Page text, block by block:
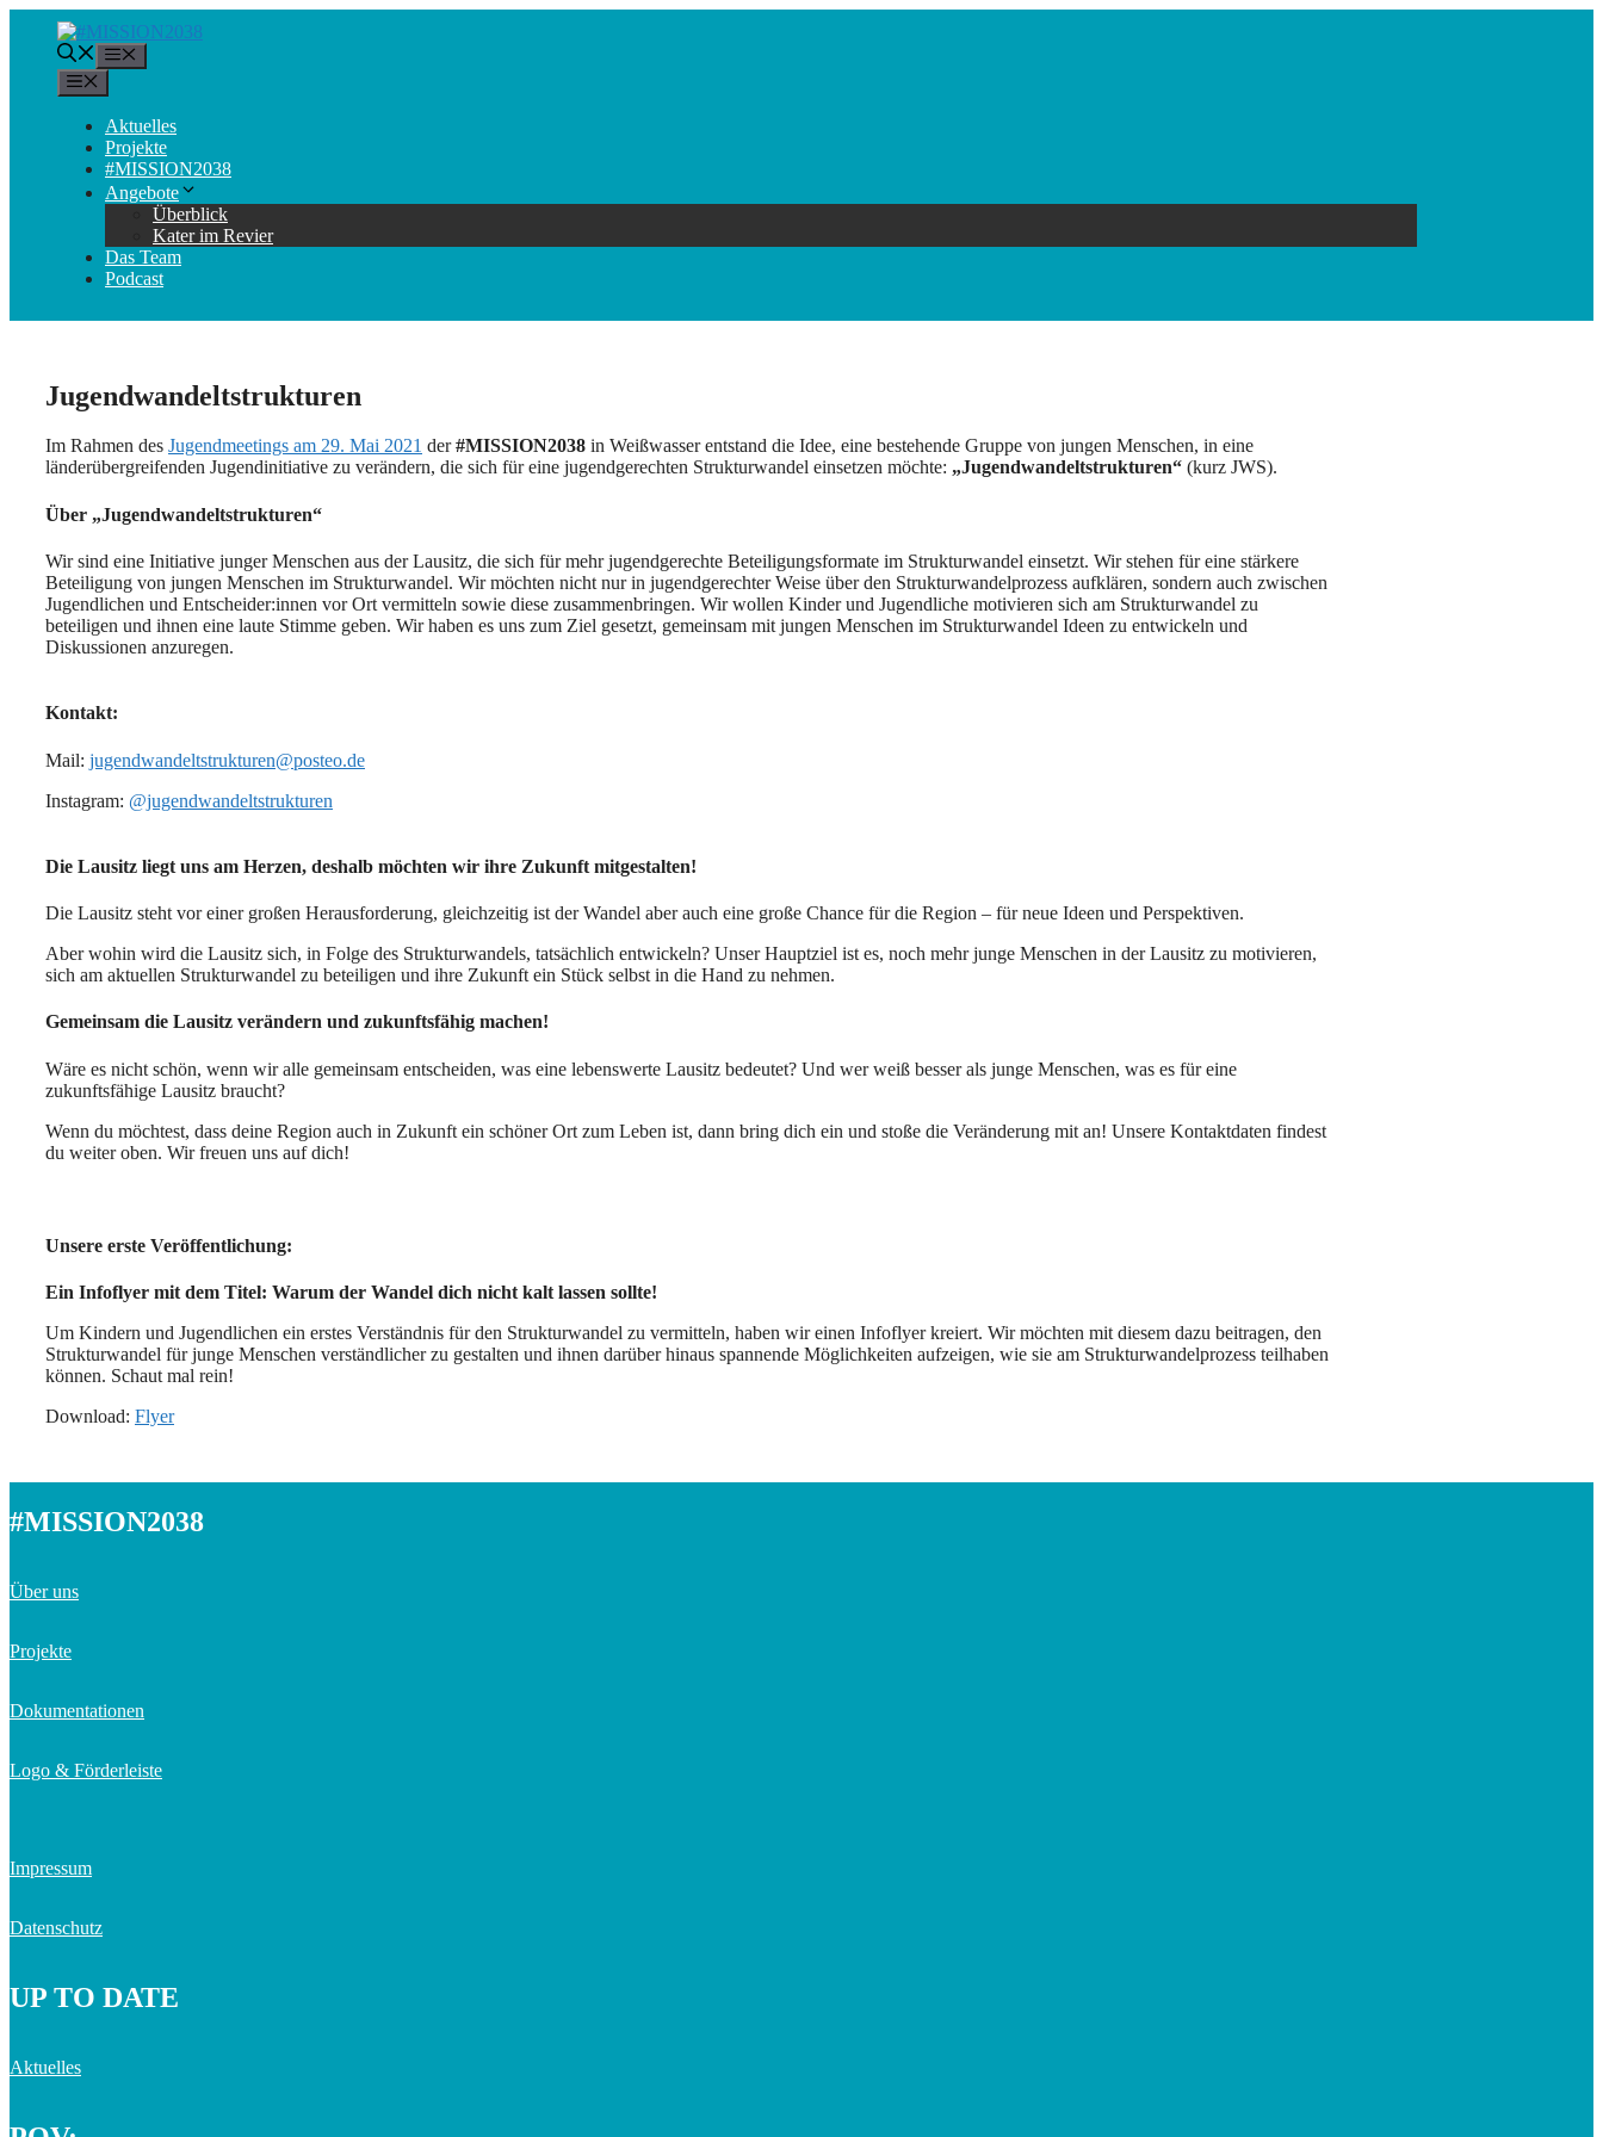
springen
Aktuelles
Projekte
#MISSION2038
Angebote
Überblick
Kater im Revier
Das Team
Podcast
Jugendwandeltstrukturen
Im Rahmen des Jugendmeetings am 29. Mai 2021 der#MISSION2038 in Weißwasser entstand die Idee, eine bestehende Gruppe von jungen Menschen, in eine
länderübergreifenden Jugendinitiative zu verändern, die sich für eine jugendgerechten Strukturwandel einsetzen möchte: „Jugendwandeltstrukturen“ (kurz JWS).
Über „Jugendwandeltstrukturen“
Wir sind eine Initiative junger Menschen aus der Lausitz, die sich für mehr jugendgerechte Beteiligungsformate im Strukturwandel einsetzt. Wir stehen für eine stärkere
Beteiligung von jungen Menschen im Strukturwandel. Wir möchten nicht nur in jugendgerechter Weise über den Strukturwandelprozess aufklären, sondern auch zwischen
Jugendlichen und Entscheider:innen vor Ort vermitteln sowie diese zusammenbringen. Wir wollen Kinder und Jugendliche motivieren sich am Strukturwandel zu
beteiligen und ihnen eine laute Stimme geben. Wir haben es uns zum Ziel gesetzt, gemeinsam mit jungen Menschen im Strukturwandel Ideen zu entwickeln und
Diskussionen anzuregen.
Kontakt:
Mail: jugendwandeltstrukturen@posteo.de
Instagram: @jugendwandeltstrukturen
Die Lausitz liegt uns am Herzen, deshalb möchten wir ihre Zukunft mitgestalten!
Die Lausitz steht vor einer großen Herausforderung, gleichzeitig ist der Wandel aber auch eine große Chance für die Region – für neue Ideen und Perspektiven.
Aber wohin wird die Lausitz sich, in Folge des Strukturwandels, tatsächlich entwickeln? Unser Hauptziel ist es, noch mehr junge Menschen in der Lausitz zu motivieren,
sich am aktuellen Strukturwandel zu beteiligen und ihre Zukunft ein Stück selbst in die Hand zu nehmen.
Gemeinsam die Lausitz verändern und zukunftsfähig machen!
Wäre es nicht schön, wenn wir alle gemeinsam entscheiden, was eine lebenswerte Lausitz bedeutet? Und wer weiß besser als junge Menschen, was es für eine
zukunftsfähige Lausitz braucht?
Wenn du möchtest, dass deine Region auch in Zukunft ein schöner Ort zum Leben ist, dann bring dich ein und stoße die Veränderung mit an! Unsere Kontaktdaten findest
du weiter oben. Wir freuen uns auf dich!
Unsere erste Veröffentlichung:
Ein Infoflyer mit dem Titel: Warum der Wandel dich nicht kalt lassen sollte!
Um Kindern und Jugendlichen ein erstes Verständnis für den Strukturwandel zu vermitteln, haben wir einen Infoflyer kreiert. Wir möchten mit diesem dazu beitragen, den
Strukturwandel für junge Menschen verständlicher zu gestalten und ihnen darüber hinaus spannende Möglichkeiten aufzeigen, wie sie am Strukturwandelprozess teilhaben
können. Schaut mal rein!
Download: Flyer
#MISSION2038
Über uns
Projekte
Dokumentationen
Logo & Förderleiste
Impressum
Datenschutz
UP TO DATE
Aktuelles